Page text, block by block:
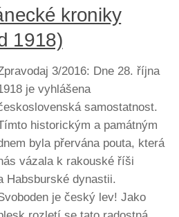
kroniky
1918)
3/2016: Dne 28. října
je vyhlášena
samostatnost.
historickým a památným
byla přervána pouta, která
vázala k rakouské říši
Habsburské dynastii.
je český lev! Jako